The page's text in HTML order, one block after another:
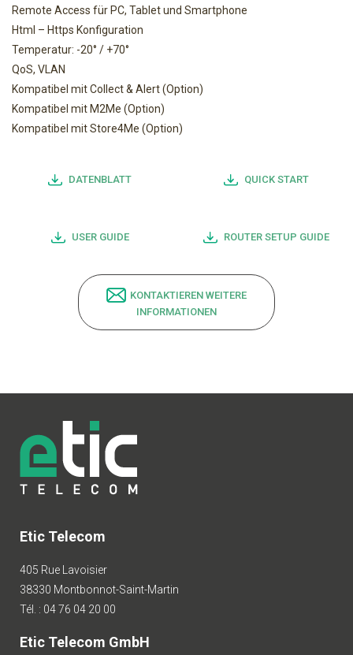
Remote Access für PC, Tablet und Smartphone
Html – Https Konfiguration
Temperatur: -20° / +70°
QoS, VLAN
Kompatibel mit Collect & Alert (Option)
Kompatibel mit M2Me (Option)
Kompatibel mit Store4Me (Option)
DATENBLATT QUICK START
USER GUIDE ROUTER SETUP GUIDE
KONTAKTIEREN WEITERE
INFORMATIONEN
Etic Telecom
405 Rue Lavoisier
38330 Montbonnot-Saint-Martin
Tél. : 04 76 04 20 00
Etic Telecom GmbH